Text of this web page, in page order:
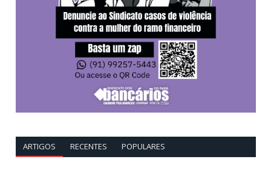
ARTIGOS RECENTES POPULARES